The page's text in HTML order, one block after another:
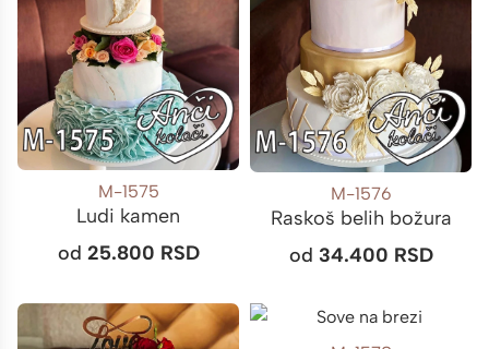
M-1575
Ludi kamen
od 25.800 RSD
M-1576
Raskoš belih božura
od 34.400 RSD